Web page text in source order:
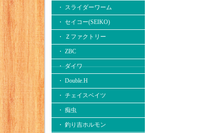
・ スライダーワーム
・ セイコー(SEIKO)
・ Ｚファクトリー
・ ZBC
・ ダイワ
・ Double.H
・ チェイスベイツ
・ 痴虫
・ 釣り吉ホルモン